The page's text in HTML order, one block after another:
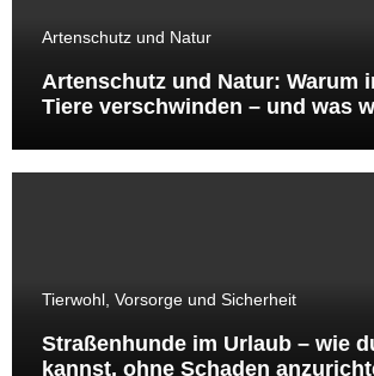
Artenschutz und Natur
Artenschutz und Natur: Warum
Tiere verschwinden – und was
Tierwohl, Vorsorge und Sicherheit
Straßenhunde im Urlaub – wie
kannst, ohne Schaden